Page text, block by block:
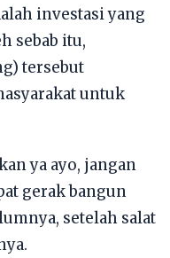
investasi yang
sebab itu,
tersebut
untuk
ya ayo, jangan
gerak bangun
setelah salat